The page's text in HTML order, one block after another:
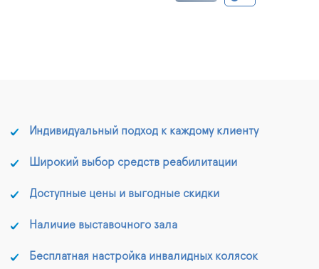
Индивидуальный подход к каждому клиенту
Широкий выбор средств реабилитации
Доступные цены и выгодные скидки
Наличие выставочного зала
Бесплатная настройка инвалидных колясок